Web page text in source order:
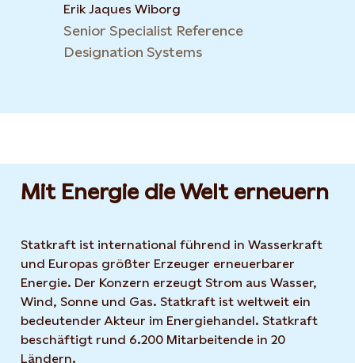
Erik Jaques Wiborg
Senior Specialist Reference
Designation Systems
Mit Energie die Welt erneuern
Statkraft ist international führend in Wasserkraft
und Europas größter Erzeuger erneuerbarer
Energie. Der Konzern erzeugt Strom aus Wasser,
Wind, Sonne und Gas. Statkraft ist weltweit ein
bedeutender Akteur im Energiehandel. Statkraft
beschäftigt rund 6.200 Mitarbeitende in 20
Ländern.